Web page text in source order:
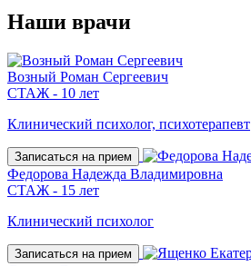
Наши врачи
Возный Роман Сергеевич
СТАЖ - 10 лет
Клинический психолог, психотерапевт
Записаться на прием
Федорова Надежда Владимировна
СТАЖ - 15 лет
Клинический психолог
Записаться на прием